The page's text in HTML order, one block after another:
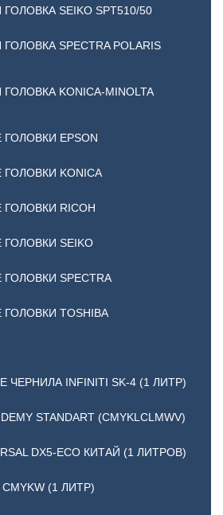
SEIKO SPT510/50
SPECTRA POLARIS
KONICA-MINOLTA
EPSON
KONICA
RICOH
SEIKO
SPECTRA
TOSHIBA
INFINITI SK-4 (1 ЛИТР)
STANDART (CMYKLCLMWV)
DX5-ECO КИТАЙ (1 ЛИТРОВ)
(1 ЛИТР)